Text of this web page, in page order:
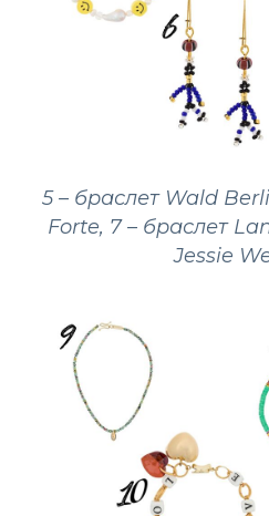
5 – браслет Wald
Forte, 7 – браслет
Jessie